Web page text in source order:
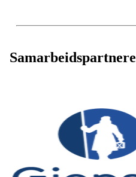
Samarbeidspartnere